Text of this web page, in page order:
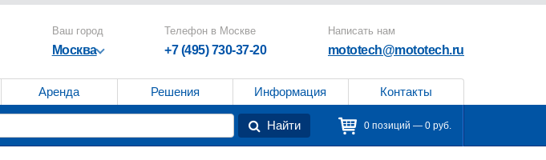
Ваш город
Москва
Телефон в Москве
+7 (495) 730-37-20
Написать нам
mototech@mototech.ru
Аренда Решения Информация Контакты
Найти 0 позиций — 0 руб.